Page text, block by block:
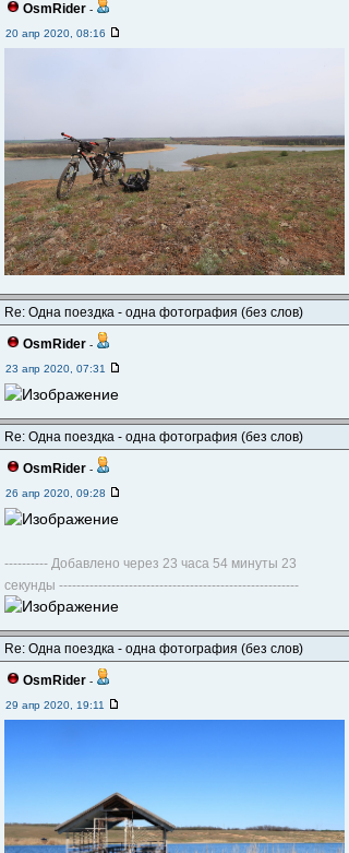
OsmRider -
20 апр 2020, 08:16
Re: Одна поездка - одна фотография (без слов)
OsmRider -
23 апр 2020, 07:31
Re: Одна поездка - одна фотография (без слов)
OsmRider -
26 апр 2020, 09:28
---------- Добавлено через 23 часа 54 минуты 23
секунды -------------------------------------------------------
Re: Одна поездка - одна фотография (без слов)
OsmRider -
29 апр 2020, 19:11